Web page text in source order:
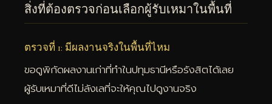
สิ่งที่ต้องตรวจก่อนเลือกผู้รับเหมาในพื้นที่
ตรวจที่ 1: มีผลงานจริงในพื้นที่ไหม
ขอดูพิกัดผลงานเก่าที่ทำในปทุมธานีหรือรังสิตได้เลย
ผู้รับเหมาที่ดีไม่ลังเลที่จะให้คุณไปดูงานจริง